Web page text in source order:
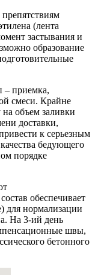
(лента
застывания и
образование
– приемка,
смеси. Крайне
объем заливки
доставки,
к серьезным
бедующего
порядке
обеспечивает
для нормализации
На 3-ий день
швы,
бетонного